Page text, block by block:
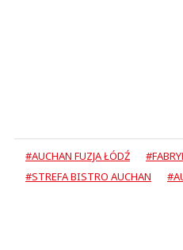
#AUCHAN FUZJA ŁÓDŹ
#STREFA BISTRO AUCHAN